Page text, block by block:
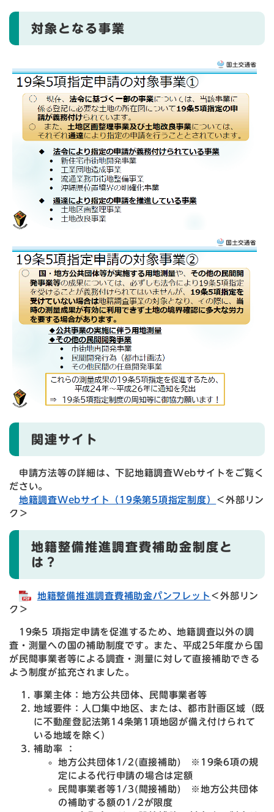
対象となる事業
関連サイト
申請方法等の詳細は、下記地籍調査Webサイトをご覧く
ださい。
地籍調査Webサイト（19条第5項指定制度）
＜外部リン
ク＞
地籍整備推進調査費補助金制度と
は？
地籍整備推進調査費補助金パンフレット ＜外部リン
ク＞
19条5 項指定申請を促進するため、地籍調査以外の調
査・測量への国の補助制度です。また、平成25年度から国
が民間事業者等による調査・測量に対して直接補助できる
よう制度が拡充されました。
事業主体：地方公共団体、民間事業者等
地域要件：人口集中地区、または、都市計画区域（既
に不動産登記法第14条第1項地図が備え付けられて
いる地域を除く）
補助率 ：
地方公共団体1/2(直接補助) ※19条6項の規
定による代行申請の場合は定額
民間事業者等1/3(間接補助) ※地方公共団体
の補助する額の1/2が限度